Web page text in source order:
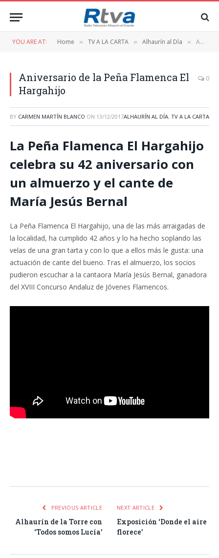
YOU ARE AT: Home » TV A LA CARTA » Alhaurín al Día » Aniversario de la Peña Flamenca El Hargahijo
Aniversario de la Peña Flamenca El
Hargahijo
0
BY CARMEN MARTÍN BLANCO ON 13/12/2017ALHAURÍN AL DÍA, TV A LA CARTA
La Peña Flamenca El Hargahijo
celebra su 42 aniversario con
un almuerzo y el cante de
María Jesús Bernal
La Peña Flamenca El Hargahijo, una de las más arraigadas de
la localidad, ha cumplido 42 años y lo ha hecho soplando las
velas de una gran tarta y con lo que a ellos más le gusta: una
actuación de cante del bueno. Tras el almuerzo, los socios
pudieron escuchar a la cantaora María Jesús Bernal, ganadora
del XVIII Concurso Andaluz de Jóvenes Flamencos.
PREVIOUS ARTICLE
Alhaurín de la Torre con
‘Todos somos Lucía’
NEXT ARTICLE
Exposición ‘Donde el aire
florece’